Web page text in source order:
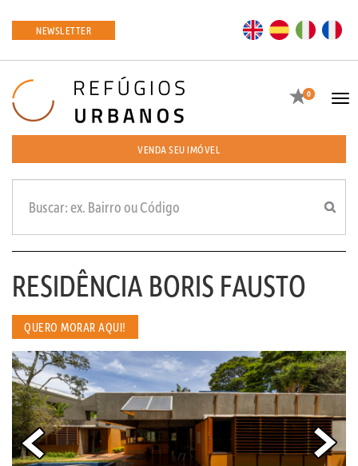
NEWSLETTER EN ES
Favoritos
0
VENDA SEU IMÓVEL
RESIDÊNCIA BORIS FAUSTO
QUERO MORAR AQUI!